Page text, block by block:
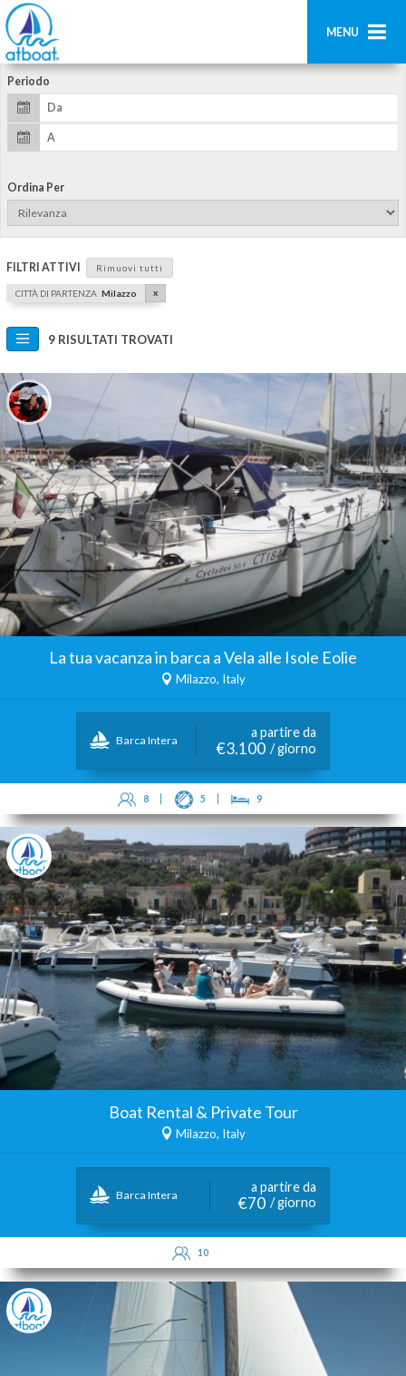
MENU
Ricerca
Aggiungi imbarcazione
Accedi
Periodo
Ordina Per
FILTRI ATTIVI Rimuovi tutti
CITTÀ DI PARTENZA Milazzo x
9 RISULTATI TROVATI
La tua vacanza in barca a Vela alle Isole Eolie
Milazzo, Italy
Barca Intera
a partire da
€3.100 / giorno
8 5 9
Boat Rental & Private Tour
Milazzo, Italy
Barca Intera
a partire da
€70 / giorno
10